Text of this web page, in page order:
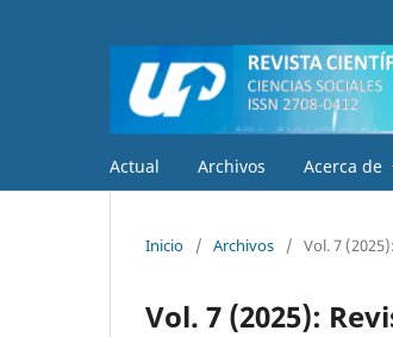
Actual Archivos Acerca de
Inicio / Archivos / Vol. 7
Vol. 7 (2025):